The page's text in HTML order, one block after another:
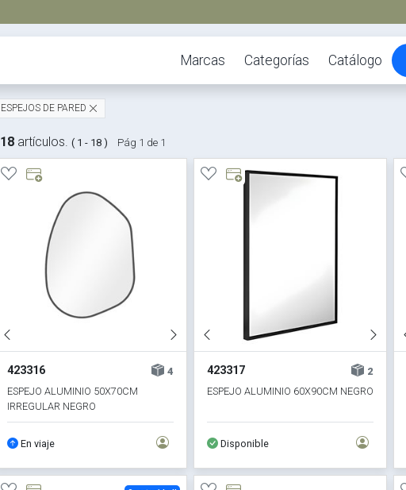
Marcas Categorías Catálogo
ESPEJOS DE PARED
423316
4
ESPEJO ALUMINIO 50X70CM
IRREGULAR NEGRO
En viaje
423317
2
ESPEJO ALUMINIO 60X90CM NEGRO
Disponible
18artículos. ( 1 - 18 ) Pág 1 de 1